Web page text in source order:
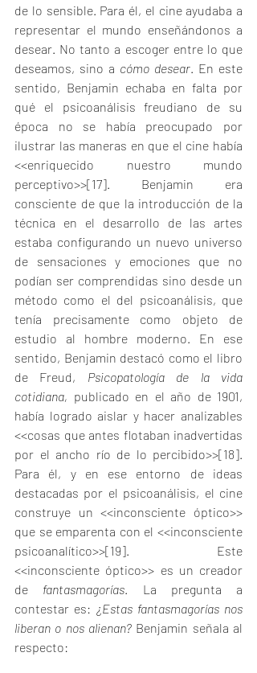
de lo sensible. Para él, el cine ayudaba a
representar el mundo enseñándonos a
desear. No tanto a escoger entre lo que
deseamos, sino a cómo desear . En este
sentido, Benjamin echaba en falta por
qué el psicoanálisis freudiano de su
época no se había preocupado por
ilustrar las maneras en que el cine había
<<enriquecido nuestro mundo
perceptivo>>[17] . Benjamin era
consciente de que la introducción de la
técnica en el desarrollo de las artes
estaba configurando un nuevo universo
de sensaciones y emociones que no
podían ser comprendidas sino desde un
método como el del psicoanálisis, que
tenía precisamente como objeto de
estudio al hombre moderno. En ese
sentido, Benjamin destacó como el libro
de Freud, Psicopatología de la vida
cotidiana, publicado en el año de 1901,
había logrado aislar y hacer analizables
<<cosas que antes flotaban inadvertidas
por el ancho río de lo percibido>>[18]
Para él, y en ese entorno de ideas
destacadas por el psicoanálisis, el cine
construye un <<inconsciente óptico>>
que se emparenta con el <<inconsciente
psicoanalítico>>[19] . Este
<<inconsciente óptico>> es un creador
de fantasmagorías . La pregunta a
contestar es: ¿Estas fantasmagorías nos
liberan o nos alienan? Benjamin señala al
respecto: